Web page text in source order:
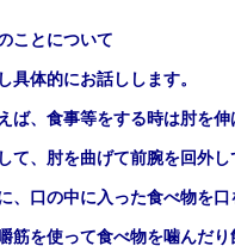
ことについて
具体的にお話しします。
ば、食事等をする時は肘を
て、肘を曲げて前腕を回外し
、口の中に入った食べ物を
筋を使って食べ物を噛んだり